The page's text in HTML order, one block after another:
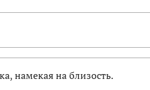
намекая на близость.